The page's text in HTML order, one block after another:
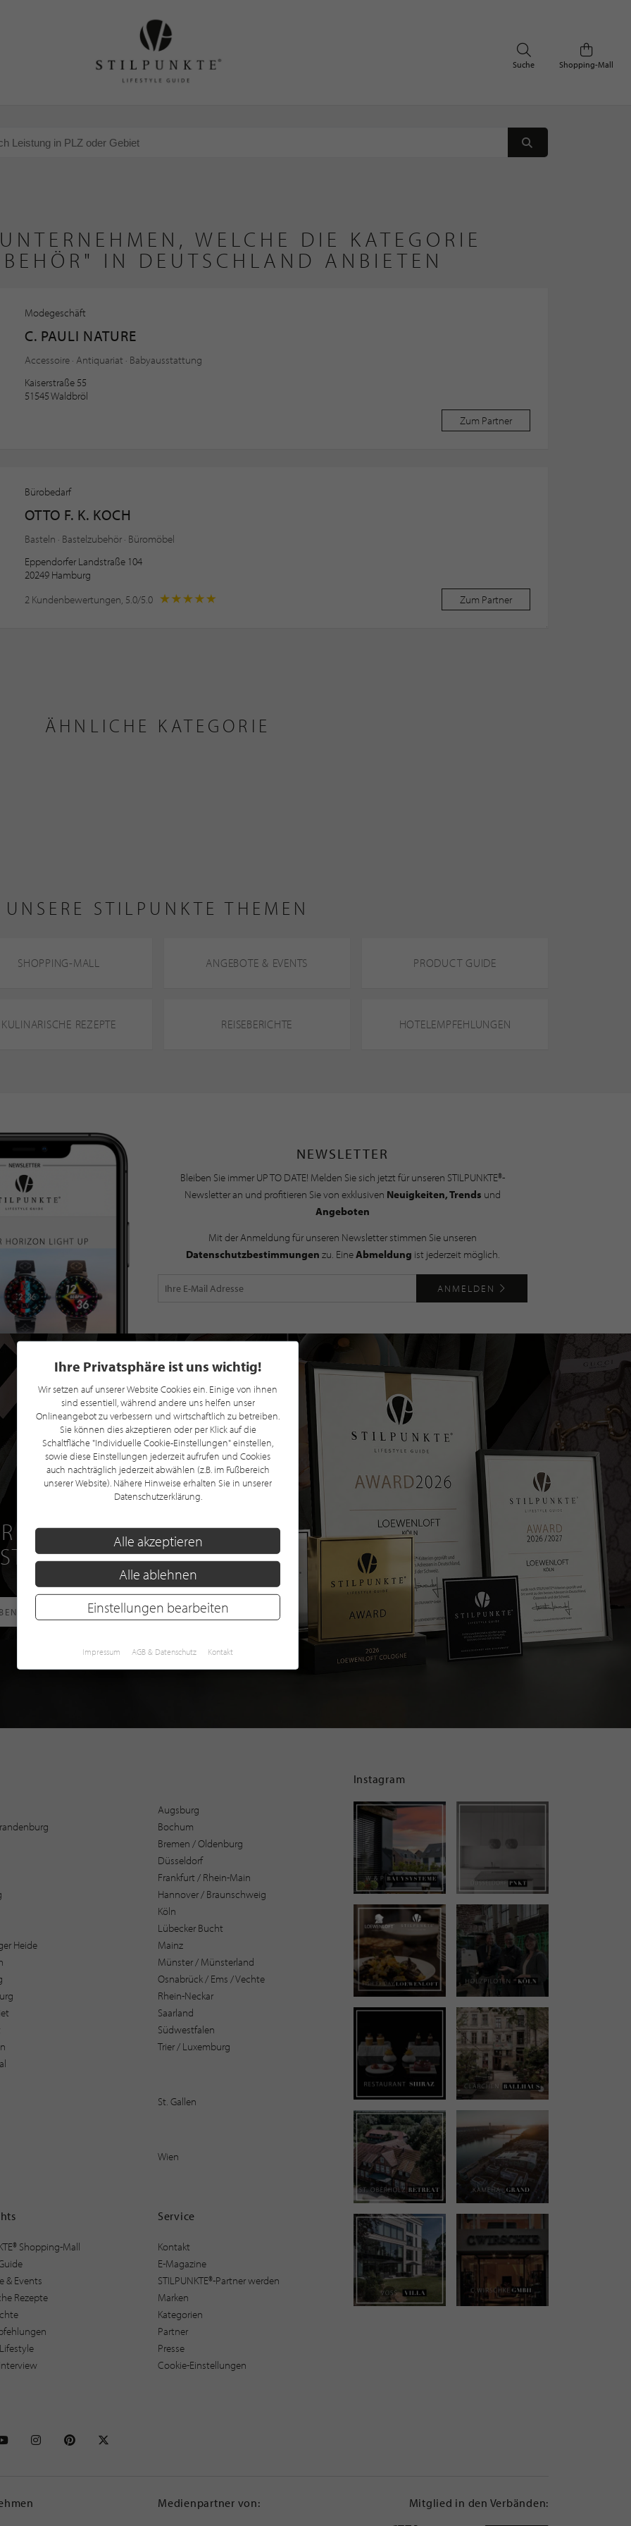
Shopping-Mall
Suche
WELCHE DIE KATEGORIE
IN DEUTSCHLAND ANBIETEN
Modegeschäft
C. PAULI NATURE
Accessoire · Antiquariat · Babyausstattung
Kaiserstraße 55
51545 Waldbröl
Zum Partner
Bürobedarf
OTTO F. K. KOCH
Basteln · Bastelzubehör · Büromöbel
Eppendorfer Landstraße 104
20249 Hamburg
2 Kundenbewertungen, 5.0/5.0
Zum Partner
ÄHNLICHE KATEGORIE
UNSERE STILPUNKTE THEMEN
SHOPPING-MALL ANGEBOTE & EVENTS PRODUCT GUIDE
KULINARISCHE REZEPTE REISEBERICHTE HOTELEMPFEHLUNGEN
NEWSLETTER
Bleiben Sie immer UP TO DATE! Melden Sie sich jetzt für unseren STILPUNKTE®-
Newsletter an und profitieren Sie von exklusiven Neuigkeiten, Trends und
Angeboten
Mit der Anmeldung für unseren Newsletter stimmen Sie unseren
Datenschutzbestimmungen zu. EineAbmeldung ist jederzeit möglich.
ANMELDEN
EINE GRATIS
Augsburg
Bochum
Bremen / Oldenburg
Düsseldorf
Frankfurt / Rhein-Main
Hannover / Braunschweig
Köln
Lübecker Bucht
Heide
Mainz
Münster / Münsterland
Osnabrück / Ems / Vechte
Rhein-Neckar
Saarland
Südwestfalen
Trier / Luxemburg
St. Gallen
Wien
Shopping-Mall
& Events
Rezepte
Service
Kontakt
E-Magazine
STILPUNKTE®-Partner werden
Marken
Kategorien
Partner
Presse
Cookie-Einstellungen
Instagram
Medienpartner von: Mitglied in den Verbänden:
Ihre Privatsphäre ist uns wichtig!
Wir setzen auf unserer Website Cookies ein. Einige von ihnen
sind essentiell, während andere uns helfen unser
Onlineangebot zu verbessern und wirtschaftlich zu betreiben.
Sie können dies akzeptieren oder per Klick auf die
Schaltfläche "Individuelle Cookie-Einstellungen" einstellen,
sowie diese Einstellungen jederzeit aufrufen und Cookies
auch nachträglich jederzeit abwählen (z.B. im Fußbereich
unserer Website). Nähere Hinweise erhalten Sie in unserer
Datenschutzerklärung.
Alle akzeptieren
Alle ablehnen
Einstellungen bearbeiten
Impressum AGB & Datenschutz Kontakt